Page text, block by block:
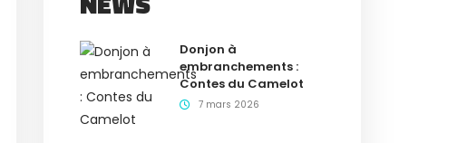
Donjon à
embranchements :
Contes du Camelot
7 mars 2026